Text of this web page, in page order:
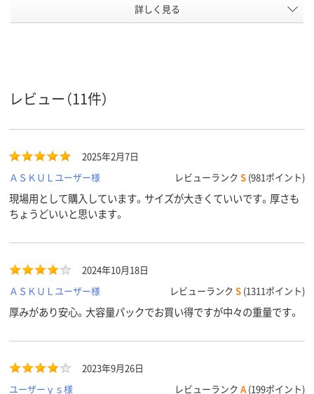
白半透明
材質
低密度ポリエチレン
（バイオマスプラス
LDPE（ツルツルタイ
HDPE（カサカサタイ
HDPE（カサ
カラーグ
ループ
クリア(透明・半透明)
系
ホワイト系 ホワイト系
詳しく見る
レビュー（11件）
2025年2月7日
ＡＳＫＵＬユーザー様
レビューランク S (981ポイント)
現場用として購入しています。サイズが大きくていいです。厚さも
ちょうどいいと思います。
2024年10月18日
ＡＳＫＵＬユーザー様
レビューランク S (1311ポイント)
厚みがあり安心。大容量パックでお買い得ですが中々の重量です。
2023年9月26日
ユーザーｙｓ様
レビューランク A (199ポイント)